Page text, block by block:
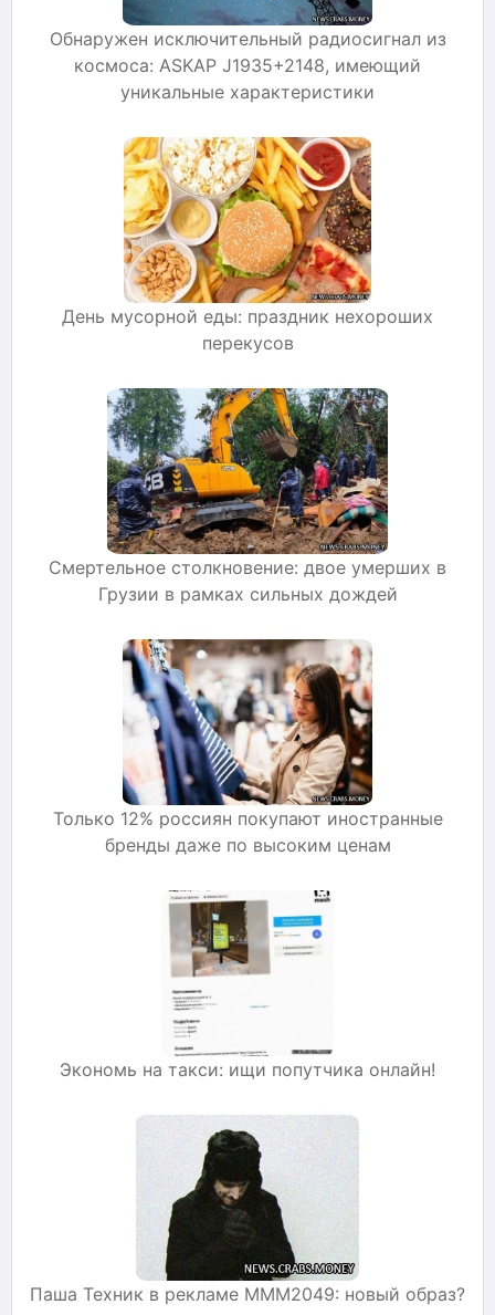
Обнаружен исключительный радиосигнал из
космоса: ASKAP J1935+2148, имеющий
уникальные характеристики
День мусорной еды: праздник нехороших
перекусов
Смертельное столкновение: двое умерших в
Грузии в рамках сильных дождей
Только 12% россиян покупают иностранные
бренды даже по высоким ценам
Экономь на такси: ищи попутчика онлайн!
Паша Техник в рекламе МММ2049: новый образ?